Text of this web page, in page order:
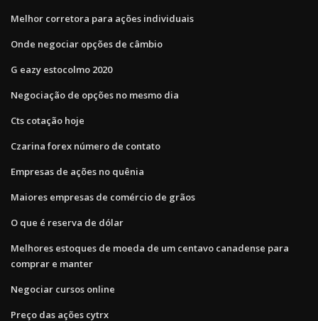
Melhor corretora para ações individuais
Onde negociar opções de câmbio
G eazy estocolmo 2020
Negociação de opções no mesmo dia
Cts cotação hoje
Czarina forex número de contato
Empresas de ações no quênia
Maiores empresas de comércio de grãos
O que é reserva de dólar
Melhores estoques de moeda de um centavo canadense para
comprar e manter
Negociar cursos online
Preço das ações cytrx